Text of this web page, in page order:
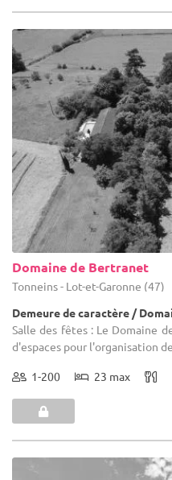
Domaine de Bertranet
Tonneins - Lot-et-Garonne (47)
Demeure de caractère /
Salle des fêtes : Le Domaine
d'espaces pour l'organisation
1-200 23 max